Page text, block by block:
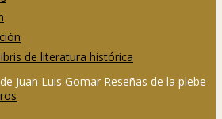
de literatura histórica